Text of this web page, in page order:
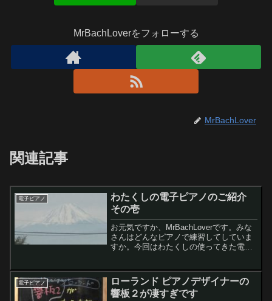
MrBachLoverをフォローする
MrBachLover
関連記事
電子ピアノ
わたくしの電子ピアノのご紹介
その壱
お元気ですか、MrBachLoverです。みな
さんはどんなピアノで練習してしていま
すか。今回はわたくしの使ってきた電子
ピアノで練習していました。けれど社会
人になって独...
電子ピアノ
ローランド ピアノデザイナーの
響板２が凄すぎです